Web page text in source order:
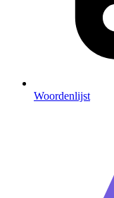
Woordenlijst